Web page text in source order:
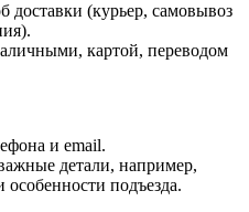
доставки (курьер, самовывоз
картой, переводом
и email.
детали, например,
особенности подъезда.